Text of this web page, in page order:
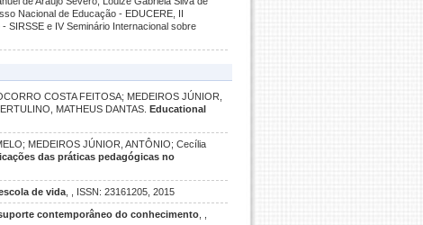
Nacional de Educação - EDUCERE, II
SIRSSE e IV Seminário Internacional sobre
COSTA FEITOSA; MEDEIROS JÚNIOR,
MATHEUS DANTAS.Educational
MEDEIROS JÚNIOR, ANTÔNIO; Cecília
das práticas pedagógicas no
de vida , , ISSN: 23161205, 2015
contemporâneo do conhecimento